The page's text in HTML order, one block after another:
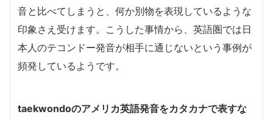
音と比べてしまうと、何か別物を表現しているような
印象さえ受けます。こうした事情から、英語圏では日
本人のテコンドー発音が相手に通じないという事例が
頻発しているようです。
taekwondoのアメリカ英語発音をカタカナで表すな